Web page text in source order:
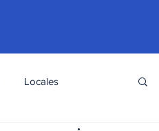
Locales